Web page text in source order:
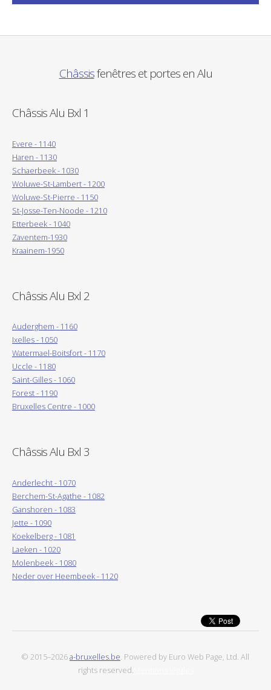
Châssisfenêtres et portes en Alu
Châssis Alu Bxl 1
Evere - 1140
Haren - 1130
Schaerbeek - 1030
Woluwe-St-Lambert - 1200
Woluwe-St-Pierre - 1150
St-Josse-Ten-Noode - 1210
Etterbeek - 1040
Zaventem-1930
Kraainem-1950
Châssis Alu Bxl 2
Auderghem - 1160
Ixelles - 1050
Watermael-Boitsfort - 1170
Uccle - 1180
Saint-Gilles - 1060
Forest - 1190
Bruxelles Centre - 1000
Châssis Alu Bxl 3
Anderlecht - 1070
Berchem-St-Agathe - 1082
Ganshoren - 1083
Jette - 1090
Koekelberg - 1081
Laeken - 1020
Molenbeek - 1080
Neder over Heembeek - 1120
© 2015–2026a-bruxelles.be. Powered by Euro Web Page, Ltd. All
rights reserved.